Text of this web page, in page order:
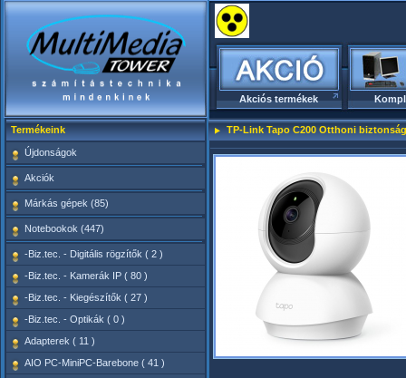
Akciós termékek
Termékeink
Újdonságok
Akciók
Márkás gépek (85)
Notebookok (447)
-Biz.tec. - Digitális rögzítők ( 2 )
-Biz.tec. - Kamerák IP ( 80 )
-Biz.tec. - Kiegészítők ( 27 )
-Biz.tec. - Optikák ( 0 )
Adapterek ( 11 )
AIO PC-MiniPC-Barebone ( 41 )
TP-Link Tapo C200 Otthoni